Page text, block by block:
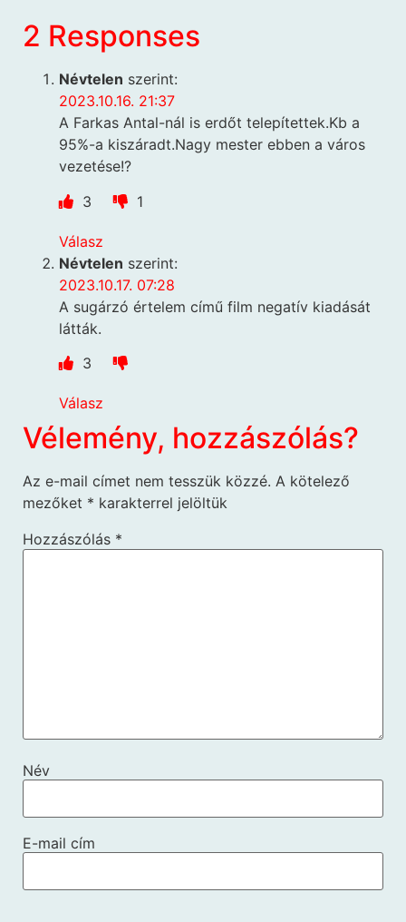
2 Responses
Névtelen szerint:
2023.10.16. 21:37
A Farkas Antal-nál is erdőt telepítettek.Kb a
95%-a kiszáradt.Nagy mester ebben a város
vezetése!?
3
1
Válasz
Névtelen szerint:
2023.10.17. 07:28
A sugárzó értelem című film negatív kiadását
látták.
3
Válasz
Vélemény, hozzászólás?
Az e-mail címet nem tesszük közzé. A kötelező
mezőket * karakterrel jelöltük
Hozzászólás *
Név
E-mail cím